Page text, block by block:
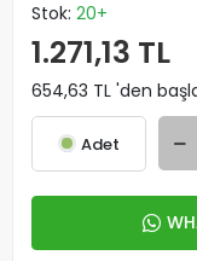
Stok: 20+
1.271,13 TL
654,63 TL 'den
Adet